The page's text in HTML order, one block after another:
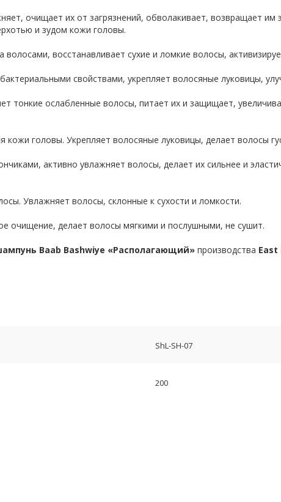
очищает их от загрязнений, обволакивает, возвращает
и зудом кожи головы.
волосами, восстанавливает сухие и ломкие волосы,
свойствами, укрепляет волосяные луковицы,
тонкие ослабленные волосы, питает их и защищает,
кожи головы. Укрепляет волосяные луковицы, делает волосы
активно увлажняет волосы, делает их сильнее и
Увлажняет волосы, склонные к сухости и ломкости.
очищение, делает волосы мягкими и послушными, не сушит.
Baab Bashwiye «Располагающий» производства
ShL-SH-07
200